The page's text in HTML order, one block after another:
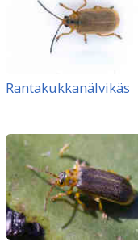
Rantakukkanälvikäs